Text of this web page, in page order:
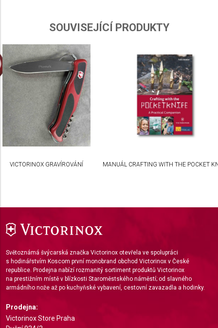
SOUVISEJÍCÍ PRODUKTY
VICTORINOX GRAVÍROVÁNÍ MANUÁL CRAFTING WITH THE POCKET
Světoznámá švýcarská značka Victorinox otevřela ve spolupráci
s hodinářstvím Koscom první monobrand obchod Victorinox v České
republice. Prodejna nabízí rozmanitý sortiment produktů Victorinox
na prestižním místě v blízkosti Staroměstského náměstí; od slavného
armádního nože až po kuchyňské vybavení, cestovní zavazadla a hodinky.
Prodejna:
Victorinox Store Praha
Create profiles to personalise content
Use profiles to select personalised content
Measure advertising performance
Measure content performance
Understand audiences through statistics or
combinations of data from different sources
Develop and improve services
Non-IAB processing purposes:
Performance
Functional
Advertising